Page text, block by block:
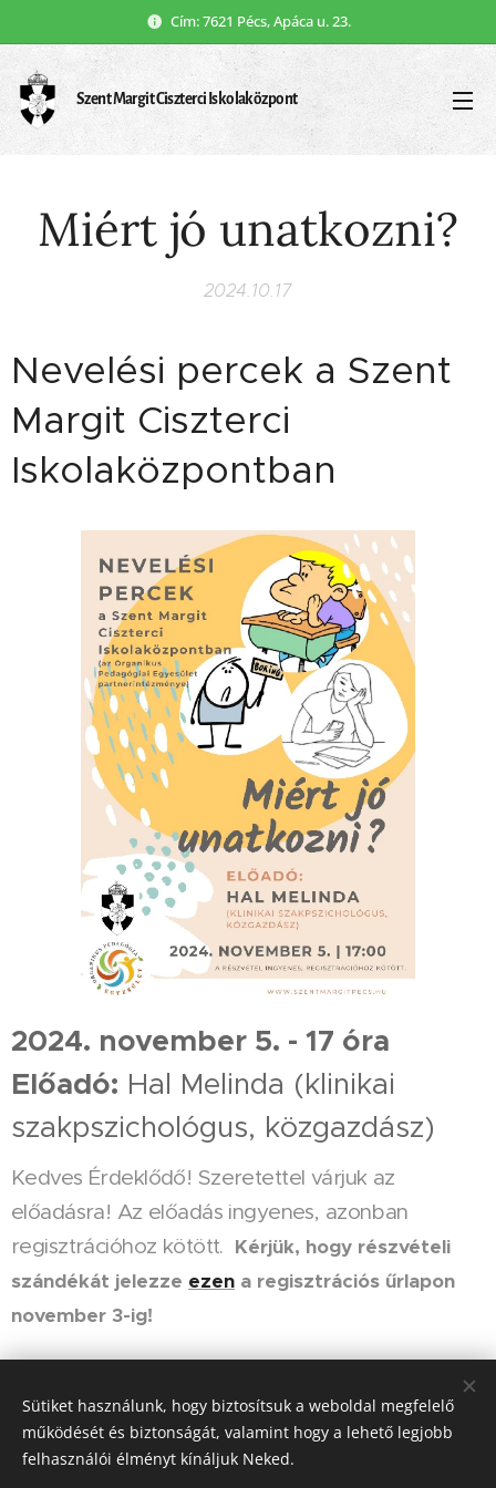
Cím: 7621 Pécs, Apáca u. 23.
Szent Margit Ciszterci Iskolaközpont
Miért jó unatkozni?
2024.10.17
Nevelési percek a Szent
Margit Ciszterci
Iskolaközpontban
2024. november 5. - 17 óra
Előadó: Hal Melinda (klinikai
szakpszichológus, közgazdász)
Kedves Érdeklődő! Szeretettel várjuk az
előadásra! Az előadás ingyenes, azonban
regisztrációhoz kötött. Kérjük, hogy részvételi
szándékát jelezze ezen a regisztrációs űrlapon
november 3-ig!
Sütiket használunk, hogy biztosítsuk a weboldal megfelelő
működését és biztonságát, valamint hogy a lehető legjobb
felhasználói élményt kínáljuk Neked.